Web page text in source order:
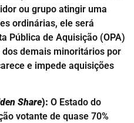
ou grupo atingir uma
ordinárias, ele será
Pública de Aquisição (OPA)
demais minoritários por
e impede aquisições
Share): O Estado do
votante de quase 70%